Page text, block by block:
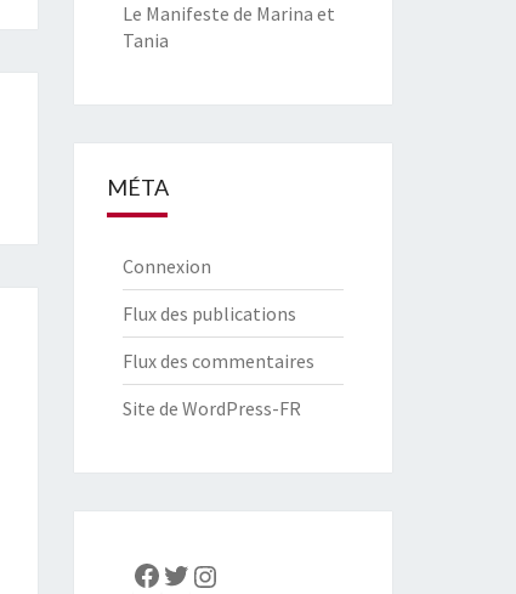
Le Manifeste de Marina et
Tania
MÉTA
Connexion
Flux des publications
Flux des commentaires
Site de WordPress-FR
Facebook
Twitter
Instagram